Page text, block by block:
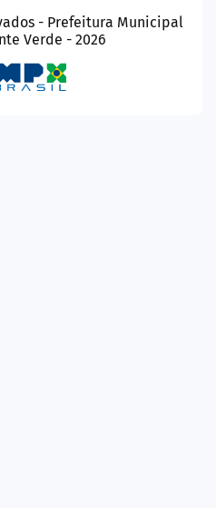
- Prefeitura Municipal
Verde - 2026